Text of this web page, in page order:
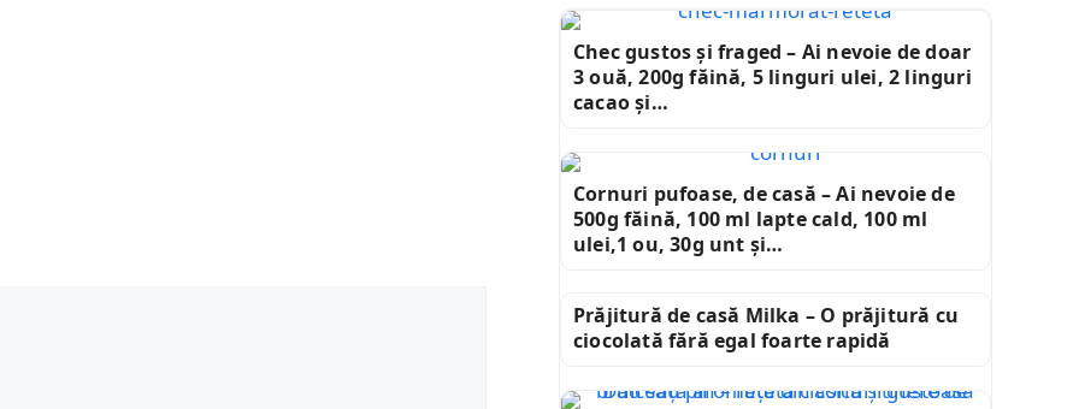
Chec gustos și fraged – Ai nevoie de doar
3 ouă, 200g făină, 5 linguri ulei, 2 linguri
cacao și…
Cornuri pufoase, de casă – Ai nevoie de
500g făină, 100 ml lapte cald, 100 ml
ulei,1 ou, 30g unt și…
Prăjitură de casă Milka – O prăjitură cu
ciocolată fără egal foarte rapidă